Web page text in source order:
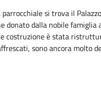
parrocchiale si trova il
donato dalla nobile famiglia
costruzione è stata
sono ancora molto